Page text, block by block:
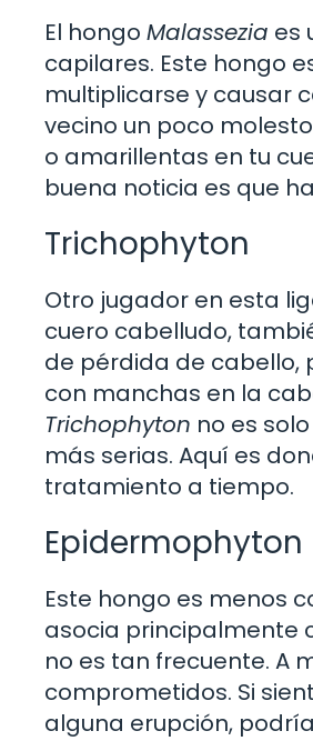
El hongo Malassezia es
capilares. Este hongo
multiplicarse y causar
vecino un poco
o amarillentas en tu
buena noticia es que
Trichophyton
Otro jugador en esta
cuero cabelludo,
de pérdida de cabello,
con manchas en la
Trichophyton no es
más serias. Aquí es
tratamiento a tiempo.
Epidermophyton
Este hongo es menos
asocia principalmente
no es tan frecuente. A
comprometidos. Si
alguna erupción,